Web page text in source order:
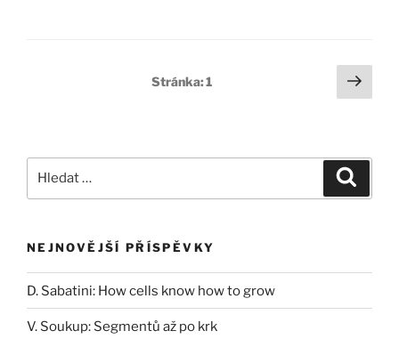
Stránka:1
Další
NEJNOVĚJŠÍ PŘÍSPĚVKY
D. Sabatini: How cells know how to grow
V. Soukup: Segmentů až po krk